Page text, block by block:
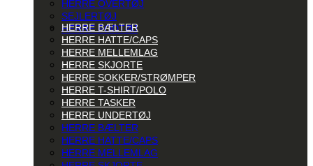
HERRE OVERTØJ
SEJLERTØJ
HERRE FODTØJ
HERRE BÆLTER
HERRE HATTE/CAPS
HERRE MELLEMLAG
HERRE SKJORTE
HERRE SOKKER/STRØMPER
HERRE T-SHIRT/POLO
HERRE TASKER
HERRE UNDERTØJ
HERRE BÆLTER
HERRE HATTE/CAPS
HERRE MELLEMLAG